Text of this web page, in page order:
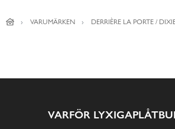
VARUMÄRKEN DERRIÈRE LA PORTE /
VARFÖR